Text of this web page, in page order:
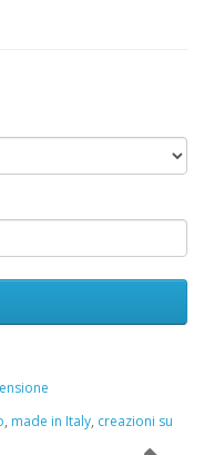
, made in Italy, creazioni su